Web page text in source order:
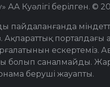
АА Куәлігі берілген. ©
пайдаланғанда міндетті
Ақпараттық
ескертеміз.
болып саналмайды.
беруші жауапты.